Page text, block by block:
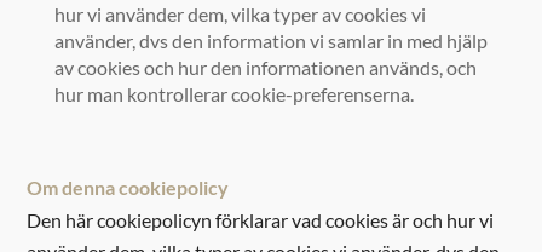
hur vi använder dem, vilka typer av cookies vi
använder, dvs den information vi samlar in med hjälp
av cookies och hur den informationen används, och
hur man kontrollerar cookie-preferenserna.
Om denna cookiepolicy
Den här cookiepolicyn förklarar vad cookies är och hur vi